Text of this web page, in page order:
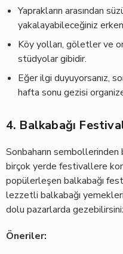
Yaprakların arasından
yakalayabileceğiniz
Köy yolları, göletler ve
stüdyolar gibidir.
Eğer ilgi duyuyorsanız,
hafta sonu gezisi
4. Balkabağı
Sonbaharın
birçok yerde festivallere
popülerleşen balkabağı
lezzetli balkabağı
dolu pazarlarda
Öneriler: